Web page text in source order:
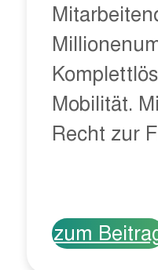
Mobilität.
Recht zur
zum